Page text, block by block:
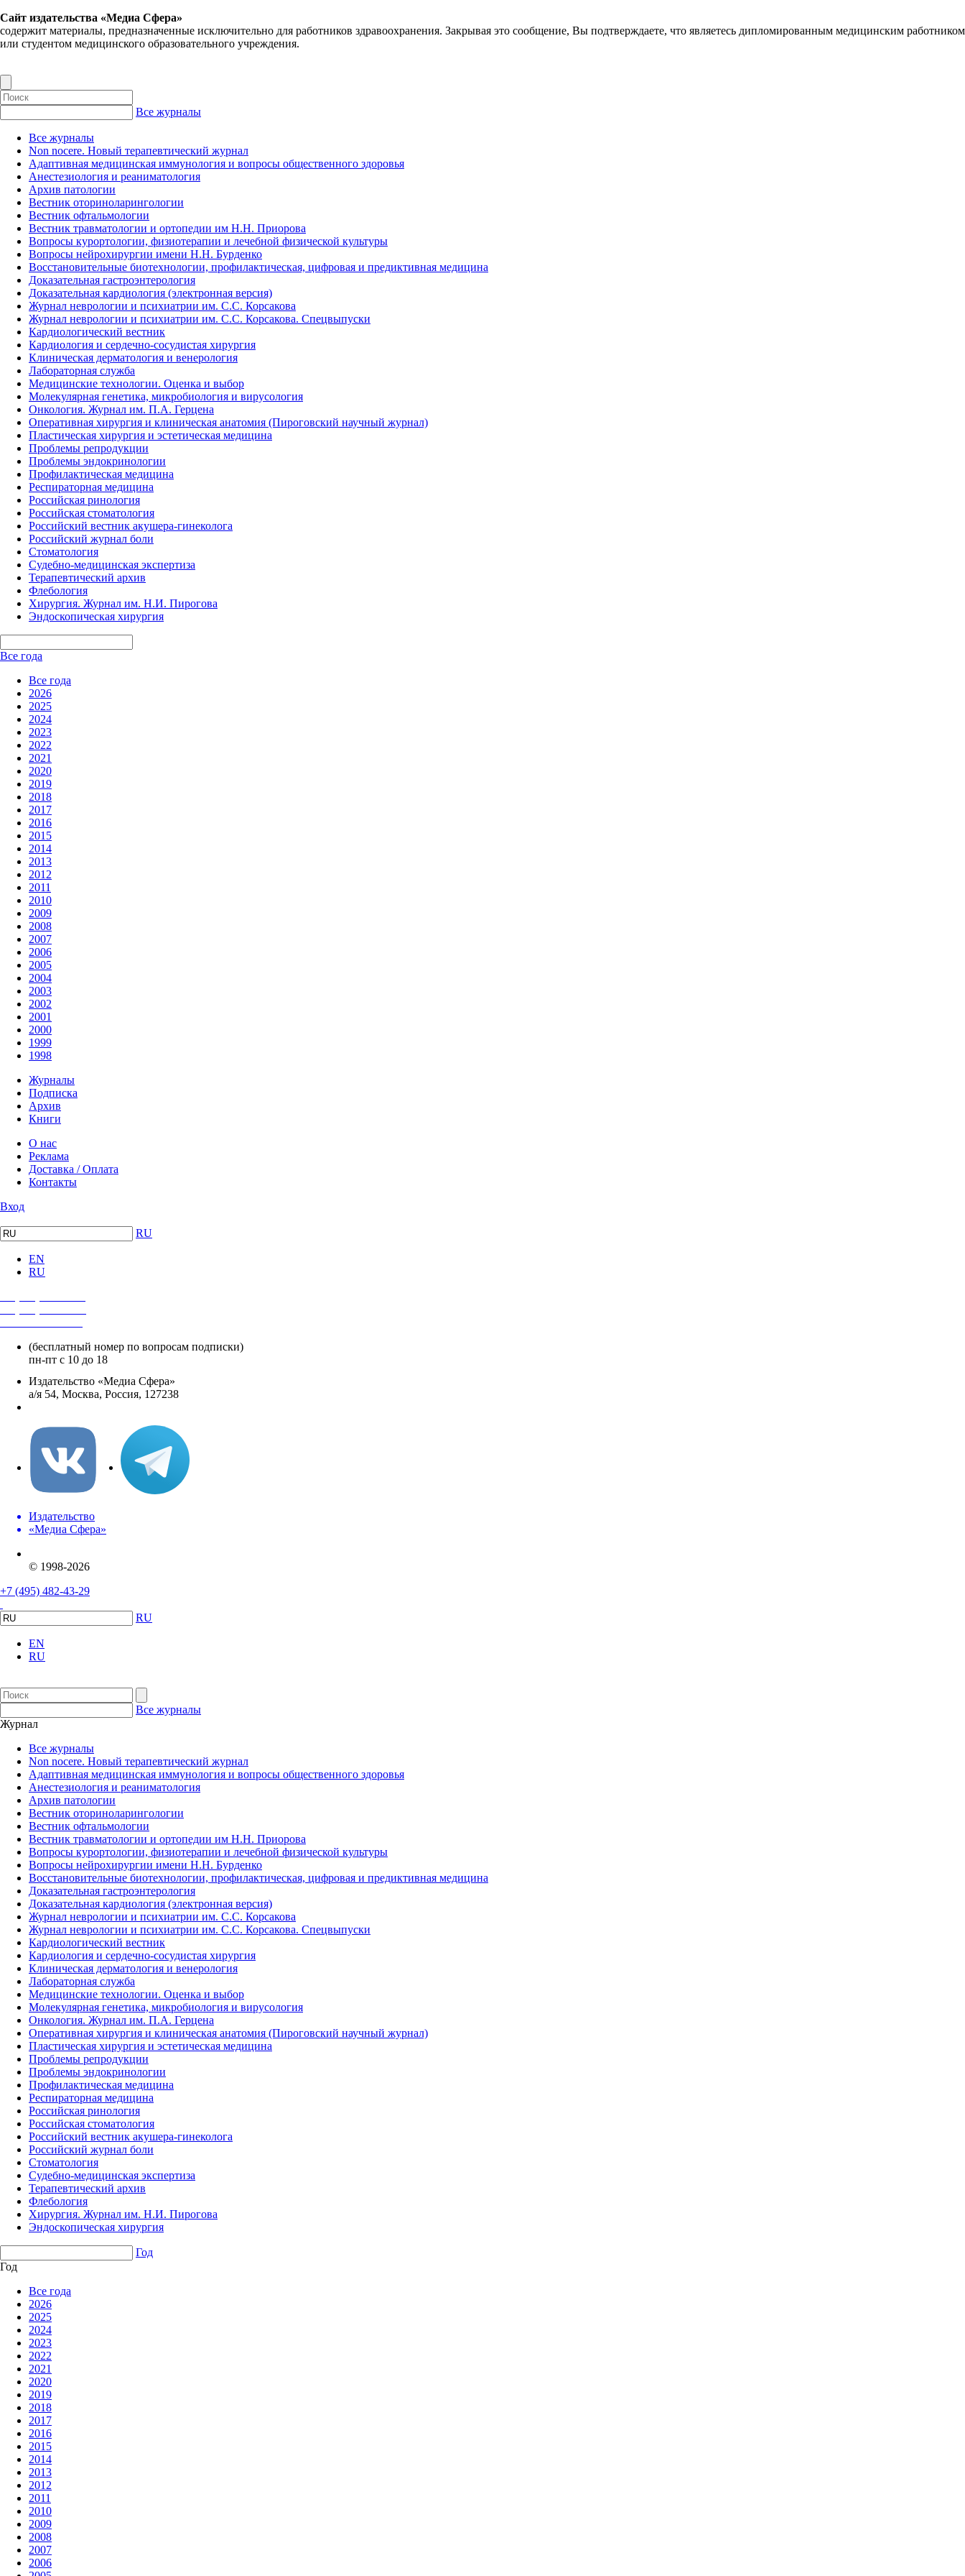
Сайт издательства «Медиа Сфера»
содержит материалы, предназначенные исключительно для работников здравоохранения. Закрывая это сообщение, Вы подтверждаете, что являетесь дипломированным медицинским работником
или студентом медицинского образовательного учреждения.
Все журналы
Все журналы
Non nocere. Новый терапевтический журнал
Адаптивная медицинская иммунология и вопросы общественного здоровья
Анестезиология и реаниматология
Архив патологии
Вестник оториноларингологии
Вестник офтальмологии
Вестник травматологии и ортопедии им Н.Н. Приорова
Вопросы курортологии, физиотерапии и лечебной физической культуры
Вопросы нейрохирургии имени Н.Н. Бурденко
Восстановительные биотехнологии, профилактическая, цифровая и предиктивная медицина
Доказательная гастроэнтерология
Доказательная кардиология (электронная версия)
Журнал неврологии и психиатрии им. С.С. Корсакова
Журнал неврологии и психиатрии им. С.С. Корсакова. Спецвыпуски
Кардиологический вестник
Кардиология и сердечно-сосудистая хирургия
Клиническая дерматология и венерология
Лабораторная служба
Медицинские технологии. Оценка и выбор
Молекулярная генетика, микробиология и вирусология
Онкология. Журнал им. П.А. Герцена
Оперативная хирургия и клиническая анатомия (Пироговский научный журнал)
Пластическая хирургия и эстетическая медицина
Проблемы репродукции
Проблемы эндокринологии
Профилактическая медицина
Респираторная медицина
Российская ринология
Российская стоматология
Российский вестник акушера-гинеколога
Российский журнал боли
Стоматология
Судебно-медицинская экспертиза
Терапевтический архив
Флебология
Хирургия. Журнал им. Н.И. Пирогова
Эндоскопическая хирургия
Все года
Все года
2026
2025
2024
2023
2022
2021
2020
2019
2018
2017
2016
2015
2014
2013
2012
2011
2010
2009
2008
2007
2006
2005
2004
2003
2002
2001
2000
1999
1998
Журналы
Подписка
Архив
Книги
О нас
Реклама
Доставка / Оплата
Контакты
Вход
RU
EN
RU
(бесплатный номер по вопросам подписки)
пн-пт с 10 до 18
Издательство «Медиа Сфера»
а/я 54, Москва, Россия, 127238
Издательство
«Медиа Сфера»
© 1998-2026
+7 (495) 482-43-29
RU
EN
RU
Все журналы
Журнал
Все журналы
Non nocere. Новый терапевтический журнал
Адаптивная медицинская иммунология и вопросы общественного здоровья
Анестезиология и реаниматология
Архив патологии
Вестник оториноларингологии
Вестник офтальмологии
Вестник травматологии и ортопедии им Н.Н. Приорова
Вопросы курортологии, физиотерапии и лечебной физической культуры
Вопросы нейрохирургии имени Н.Н. Бурденко
Восстановительные биотехнологии, профилактическая, цифровая и предиктивная медицина
Доказательная гастроэнтерология
Доказательная кардиология (электронная версия)
Журнал неврологии и психиатрии им. С.С. Корсакова
Журнал неврологии и психиатрии им. С.С. Корсакова. Спецвыпуски
Кардиологический вестник
Кардиология и сердечно-сосудистая хирургия
Клиническая дерматология и венерология
Лабораторная служба
Медицинские технологии. Оценка и выбор
Молекулярная генетика, микробиология и вирусология
Онкология. Журнал им. П.А. Герцена
Оперативная хирургия и клиническая анатомия (Пироговский научный журнал)
Пластическая хирургия и эстетическая медицина
Проблемы репродукции
Проблемы эндокринологии
Профилактическая медицина
Респираторная медицина
Российская ринология
Российская стоматология
Российский вестник акушера-гинеколога
Российский журнал боли
Стоматология
Судебно-медицинская экспертиза
Терапевтический архив
Флебология
Хирургия. Журнал им. Н.И. Пирогова
Эндоскопическая хирургия
Год
Год
Все года
2026
2025
2024
2023
2022
2021
2020
2019
2018
2017
2016
2015
2014
2013
2012
2011
2010
2009
2008
2007
2006